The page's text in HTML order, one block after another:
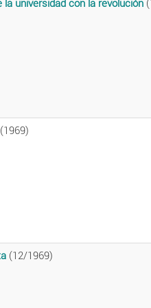
universidad con la revolución
(1969)
(12/1969)